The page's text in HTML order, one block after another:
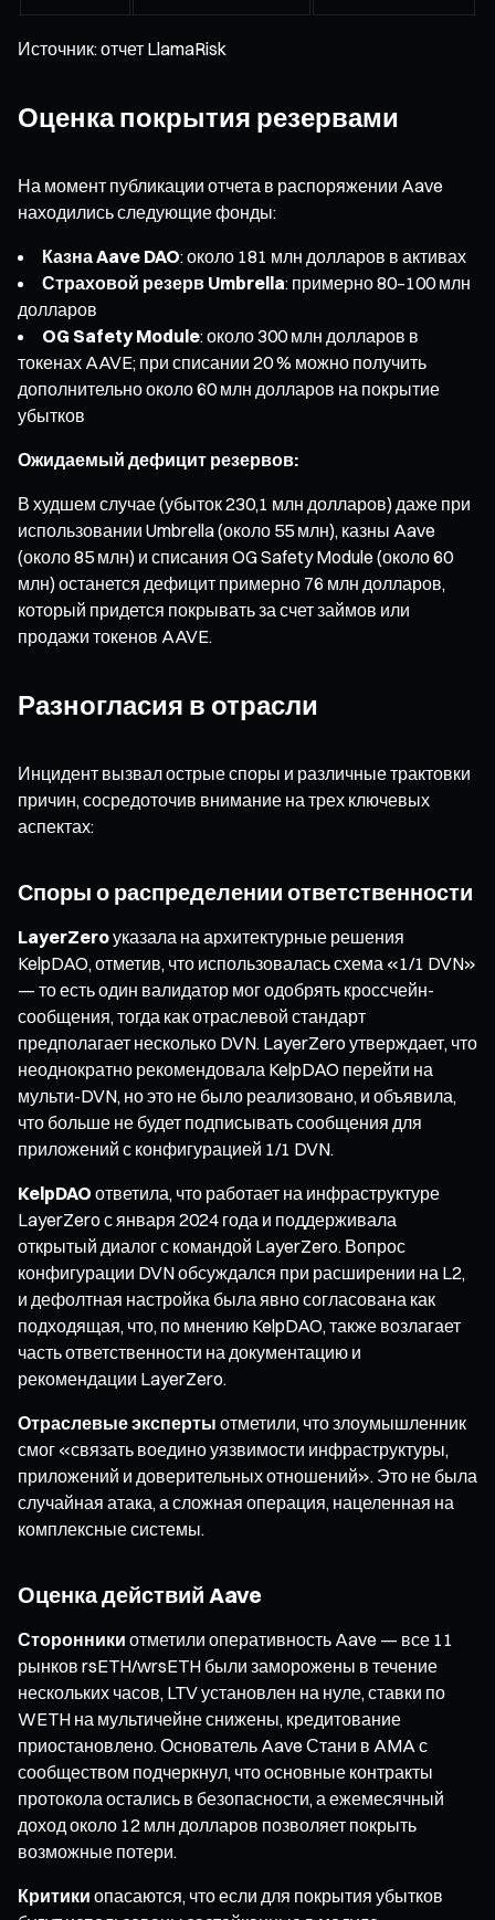
Источник: отчет LlamaRisk
Оценка покрытия резервами
На момент публикации отчета в распоряжении Aave
находились следующие фонды:
Казна Aave DAO: около 181 млн долларов в активах
Страховой резерв Umbrella: примерно 80–100 млн
долларов
OG Safety Module: около 300 млн долларов в
токенах AAVE; при списании 20 % можно получить
дополнительно около 60 млн долларов на покрытие
убытков
Ожидаемый дефицит резервов:
В худшем случае (убыток 230,1 млн долларов) даже при
использовании Umbrella (около 55 млн), казны Aave
(около 85 млн) и списания OG Safety Module (около 60
млн) останется дефицит примерно 76 млн долларов,
который придется покрывать за счет займов или
продажи токенов AAVE.
Разногласия в отрасли
Инцидент вызвал острые споры и различные трактовки
причин, сосредоточив внимание на трех ключевых
аспектах:
Споры о распределении ответственности
LayerZeroуказала на архитектурные решения
KelpDAO, отметив, что использовалась схема «1/1 DVN»
— то есть один валидатор мог одобрять кроссчейн-
сообщения, тогда как отраслевой стандарт
предполагает несколько DVN. LayerZero утверждает, что
неоднократно рекомендовала KelpDAO перейти на
мульти-DVN, но это не было реализовано, и объявила,
что больше не будет подписывать сообщения для
приложений с конфигурацией 1/1 DVN.
KelpDAO ответила, что работает на инфраструктуре
LayerZero с января 2024 года и поддерживала
открытый диалог с командой LayerZero. Вопрос
конфигурации DVN обсуждался при расширении на L2,
и дефолтная настройка была явно согласована как
подходящая, что, по мнению KelpDAO, также возлагает
часть ответственности на документацию и
рекомендации LayerZero.
Отраслевые эксперты отметили, что злоумышленник
смог «связать воедино уязвимости инфраструктуры,
приложений и доверительных отношений». Это не была
случайная атака, а сложная операция, нацеленная на
комплексные системы.
Оценка действий Aave
Сторонники отметили оперативность Aave — все 11
рынков rsETH/wrsETH были заморожены в течение
нескольких часов, LTV установлен на нуле, ставки по
WETH на мультичейне снижены, кредитование
приостановлено. Основатель Aave Стани в AMA с
сообществом подчеркнул, что основные контракты
протокола остались в безопасности, а ежемесячный
доход около 12 млн долларов позволяет покрыть
возможные потери.
Критики опасаются, что если для покрытия убытков